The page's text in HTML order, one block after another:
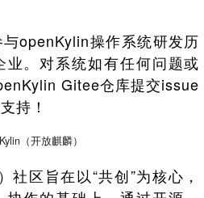
openKylin操作系统研发历
。对系统如有任何问题或
Gitee仓库提交issue
持！
区旨在以“共创”为核心，